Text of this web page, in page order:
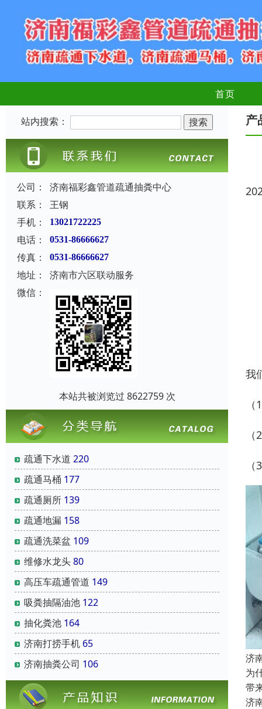
首页
站内搜索：
公司：
济南福彩鑫管道疏通抽粪中心
联系：
王钢
手机：
13021722225
电话： 0531-86666627
传真： 0531-86666627
地址：
济南市六区联动服务
微信：
本站共被浏览过 8622759 次
疏通下水道 220
疏通马桶 177
疏通厕所 139
疏通地漏 158
疏通洗菜盆 109
维修水龙头80
高压车疏通管道 149
吸粪抽隔油池 122
抽化粪池 164
济南打捞手机 65
济南抽粪公司 106
产
我
济
为
带
济